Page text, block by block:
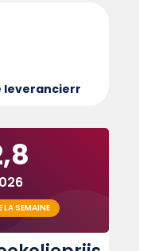
leverancierr
LA SEMAINE